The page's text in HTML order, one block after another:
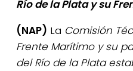
Río de la Plata y su
(NAP) La Comisión
Frente Marítimo y su
del Río de la Plata